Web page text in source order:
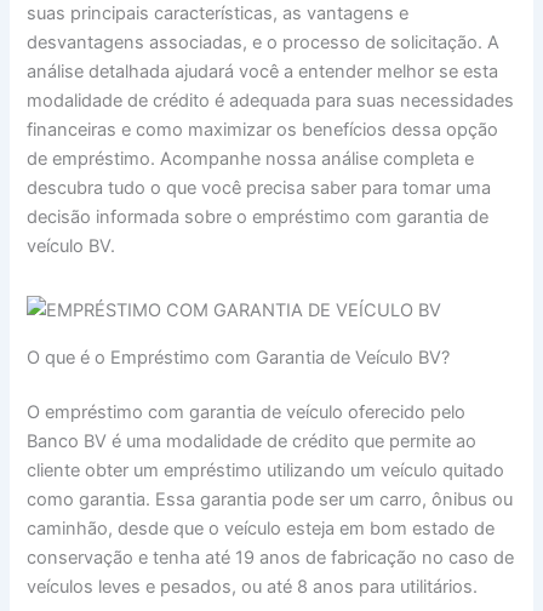
suas principais características, as vantagens e
desvantagens associadas, e o processo de solicitação. A
análise detalhada ajudará você a entender melhor se esta
modalidade de crédito é adequada para suas necessidades
financeiras e como maximizar os benefícios dessa opção
de empréstimo. Acompanhe nossa análise completa e
descubra tudo o que você precisa saber para tomar uma
decisão informada sobre o empréstimo com garantia de
veículo BV.
O que é o Empréstimo com Garantia de Veículo BV?
O empréstimo com garantia de veículo oferecido pelo
Banco BV é uma modalidade de crédito que permite ao
cliente obter um empréstimo utilizando um veículo quitado
como garantia. Essa garantia pode ser um carro, ônibus ou
caminhão, desde que o veículo esteja em bom estado de
conservação e tenha até 19 anos de fabricação no caso de
veículos leves e pesados, ou até 8 anos para utilitários.